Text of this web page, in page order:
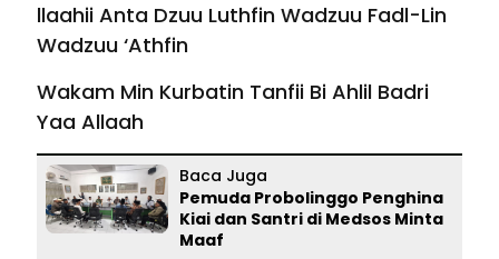
llaahii Anta Dzuu Luthfin Wadzuu Fadl-Lin
Wadzuu ‘Athfin
Wakam Min Kurbatin Tanfii Bi Ahlil Badri
Yaa Allaah
Baca Juga
Pemuda Probolinggo Penghina
Kiai dan Santri di Medsos Minta
Maaf